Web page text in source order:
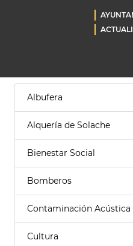
Albufera
Alquería de Solache
Bienestar Social
Bomberos
Contaminación Acústica
Cultura